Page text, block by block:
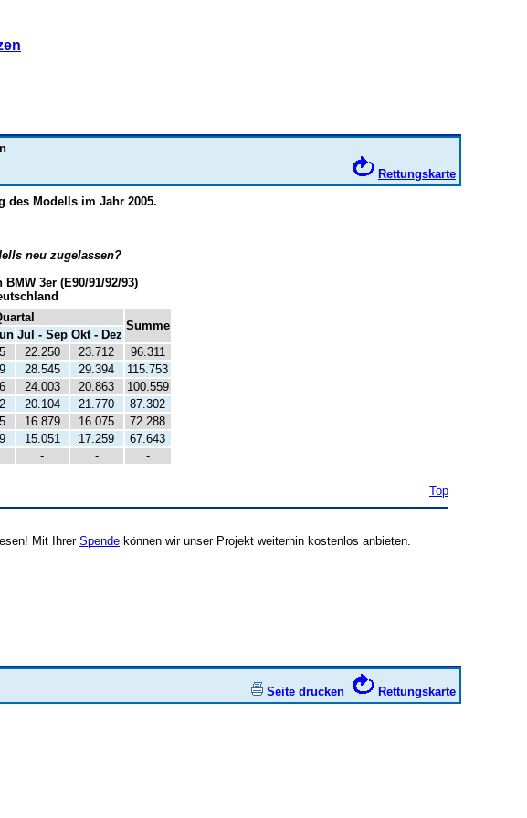
Rettungskarte
des Modells im Jahr 2005.
neu zugelassen?
3er (E90/91/92/93)
Summe
Jul - Sep Okt - Dez
22.250 23.712
96.311
28.545 29.394
115.753
24.003 20.863
100.559
20.104 21.770
87.302
16.879 16.075
72.288
15.051 17.259
67.643
- - -
Top
Mit Ihrer Spende können wir unser Projekt weiterhin kostenlos anbieten.
Seite drucken Rettungskarte